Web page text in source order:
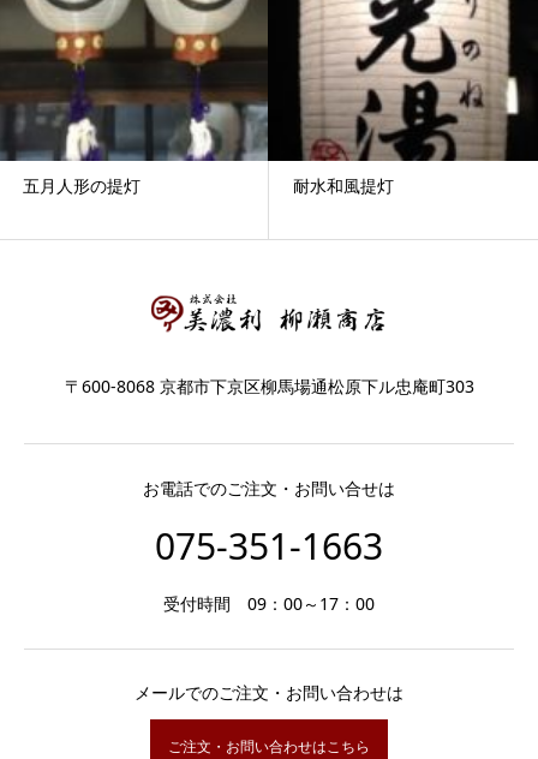
五月人形の提灯 耐水和風提灯
〒600-8068 京都市下京区柳馬場通松原下ル忠庵町303
お電話でのご注文・お問い合せは
075-351-1663
受付時間 09：00～17：00
メールでのご注文・お問い合わせは
ご注文・お問い合わせはこちら